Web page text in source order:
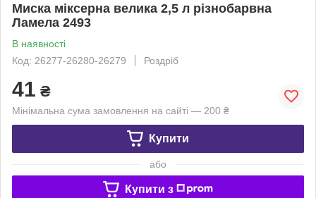
Миска міксерна велика 2,5 л різнобарвна
Ламела 2493
В наявності
Код: 26277-26280-26279
Роздріб
41 ₴
Мінімальна сума замовлення на сайті — 200 ₴
Купити
або
Купити з